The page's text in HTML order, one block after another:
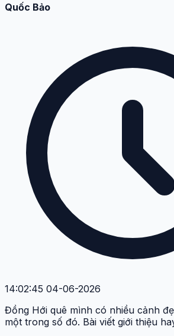
Quốc Bảo
14:02:45 04-06-2026
Đồng Hới quê mình có nhiều cảnh
một trong số đó. Bài viết giới thiệu